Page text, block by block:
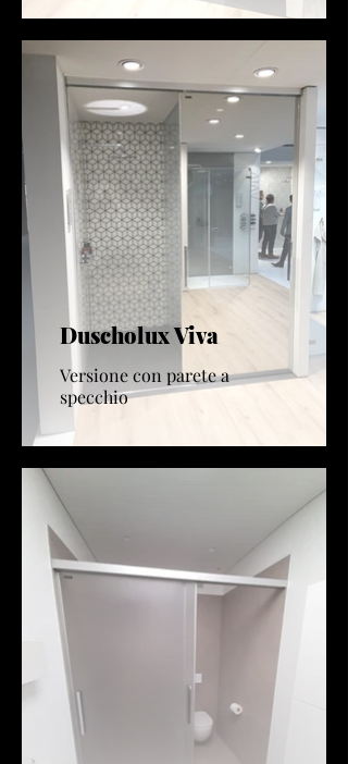
Duscholux Viva
Versione con parete a
specchio